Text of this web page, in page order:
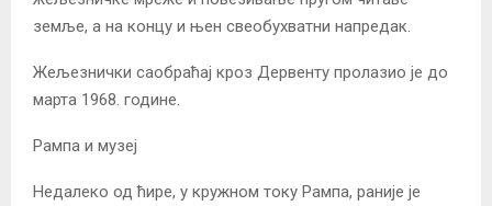
земље, а на концу и њен свеобухватни напредак.
Жељезнички саобраћај кроз Дервенту пролазио је до
марта 1968. године.
Рампа и музеј
Недалеко од ћире, у кружном току Рампа, раније је